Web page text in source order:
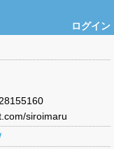
ログイン
siroimaru